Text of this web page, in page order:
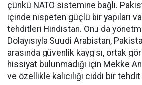
çünkü NATO sistemine bağlı.
içinde nispeten güçlü bir yapıları
tehditleri Hindistan. Onu da
Dolayısıyla Suudi Arabistan,
arasında güvenlik kaygısı, ortak
hissiyat bulunmadığı için Mekke
ve özellikle kalıcılığı ciddi bir tehdit